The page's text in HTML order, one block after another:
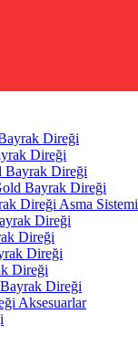
Direği
Direği
Bayrak Direği
Bayrak Direği
Direği Asma Sistemi
Direği
Direği
Direği
Direği
Direği
Aksesuarlar